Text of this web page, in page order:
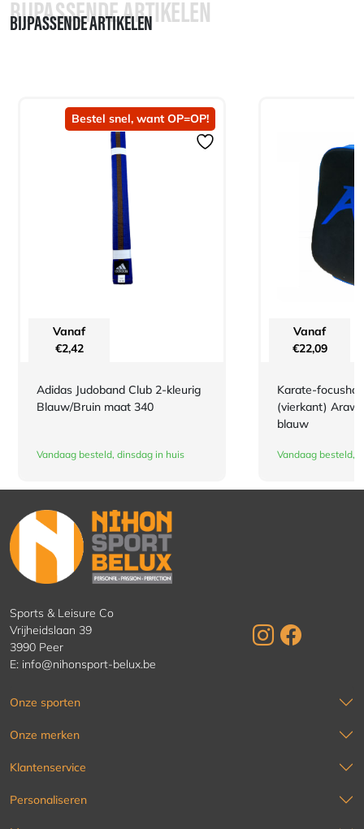
BIJPASSENDE ARTIKELEN
BIJPASSENDE ARTIKELEN
Bestel snel, want OP=OP!
Vanaf
€2,42
Adidas Judoband Club 2-kleurig
Blauw/Bruin maat 340
Vandaag besteld, dinsdag in huis
Vanaf
€22,09
Karate-
(vierkant)
blauw
Vandaag besteld,
Sports & Leisure Co
Vrijheidslaan 39
3990 Peer
E: info@nihonsport-belux.be
Onze sporten
Onze merken
Klantenservice
Personaliseren